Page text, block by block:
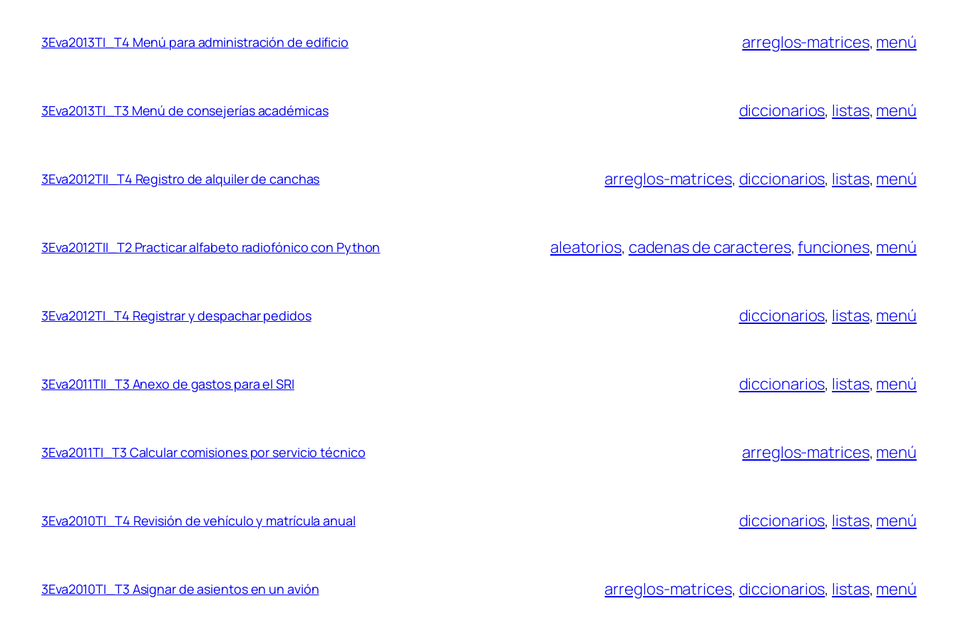
3Eva2013TI_T4 Menú para administración de edificio arreglos-matrices, menú
3Eva2013TI_T3 Menú de consejerías académicas diccionarios, listas, menú
3Eva2012TII_T4 Registro de alquiler de canchas arreglos-matrices, diccionarios, listas, menú
3Eva2012TII_T2 Practicar alfabeto radiofónico con Python aleatorios, cadenas de caracteres, funciones, menú
3Eva2012TI_T4 Registrar y despachar pedidos diccionarios, listas, menú
3Eva2011TII_T3 Anexo de gastos para el SRI diccionarios, listas, menú
3Eva2011TI_T3 Calcular comisiones por servicio técnico arreglos-matrices, menú
3Eva2010TI_T4 Revisión de vehículo y matrícula anual diccionarios, listas, menú
3Eva2010TI_T3 Asignar de asientos en un avión arreglos-matrices, diccionarios, listas, menú